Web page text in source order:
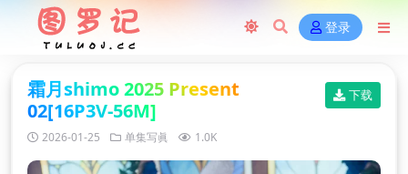
登录
霜月shimo 2025 Present
02[16P3V-56M]
下载
2026-01-25 单集写眞 1.0K